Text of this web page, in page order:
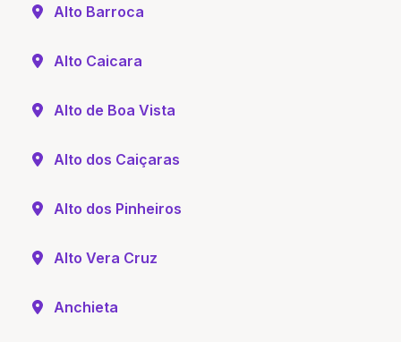
Alto Barroca
Alto Caicara
Alto de Boa Vista
Alto dos Caiçaras
Alto dos Pinheiros
Alto Vera Cruz
Anchieta